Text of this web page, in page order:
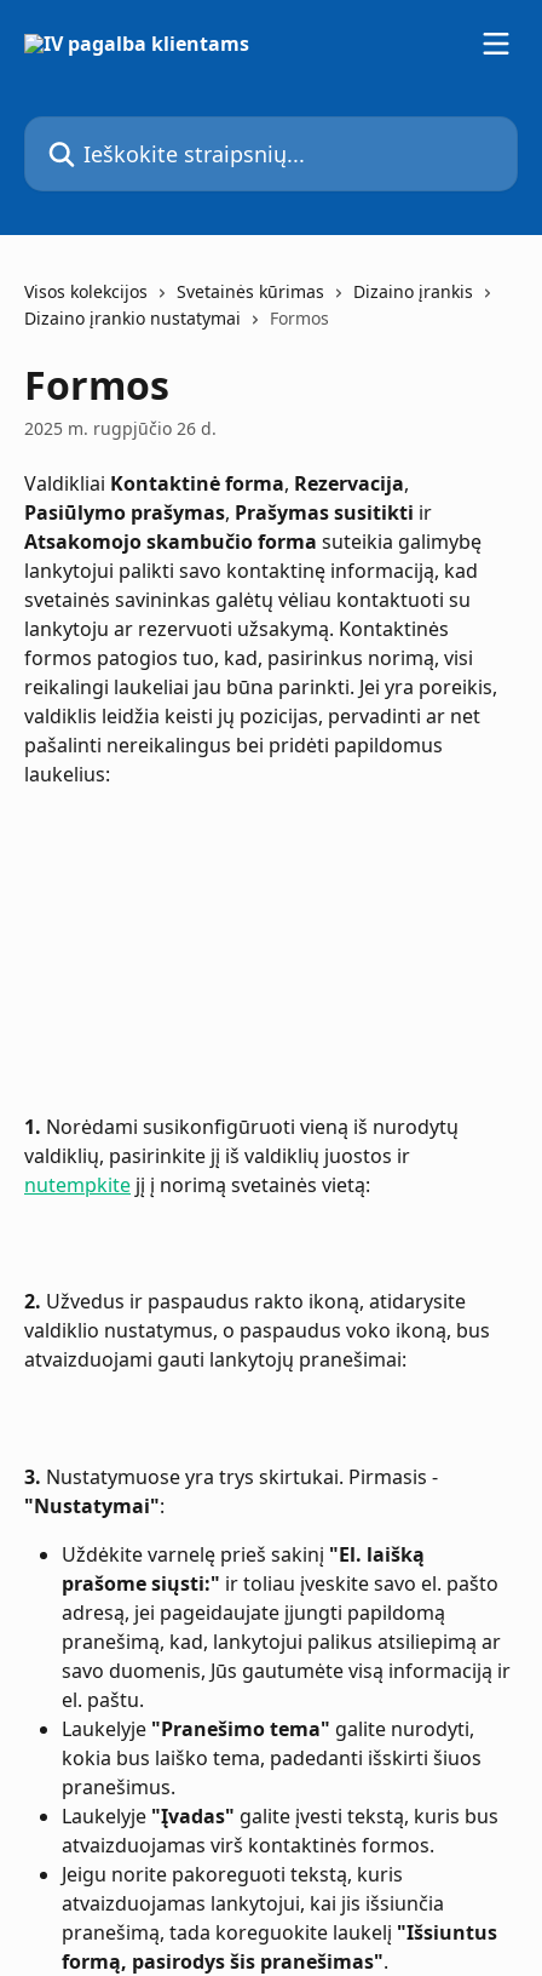
Ieškokite straipsnių...
Visos kolekcijos Svetainės kūrimas
Dizaino įrankis
Dizaino įrankio nustatymai
Formos
Formos
2025 m. rugpjūčio 26 d.
Valdikliai Kontaktinė forma, Rezervacija,
Pasiūlymo prašymas, Prašymas susitikti ir
Atsakomojo skambučio forma suteikia galimybę
lankytojui palikti savo kontaktinę informaciją, kad
svetainės savininkas galėtų vėliau kontaktuoti su
lankytoju ar rezervuoti užsakymą. Kontaktinės
formos patogios tuo, kad, pasirinkus norimą, visi
reikalingi laukeliai jau būna parinkti. Jei yra poreikis,
valdiklis leidžia keisti jų pozicijas, pervadinti ar net
pašalinti nereikalingus bei pridėti papildomus
laukelius:
1. Norėdami susikonfigūruoti vieną iš nurodytų
valdiklių, pasirinkite jį iš valdiklių juostos ir
nutempkite jį į norimą svetainės vietą:
2. Užvedus ir paspaudus rakto ikoną, atidarysite
valdiklio nustatymus, o paspaudus voko ikoną, bus
atvaizduojami gauti lankytojų pranešimai:
3. Nustatymuose yra trys skirtukai. Pirmasis -
"Nustatymai":
Uždėkite varnelę prieš sakinį "El. laišką
prašome siųsti:" ir toliau įveskite savo el. pašto
adresą, jei pageidaujate įjungti papildomą
pranešimą, kad, lankytojui palikus atsiliepimą ar
savo duomenis, Jūs gautumėte visą informaciją ir
el. paštu.
Laukelyje "Pranešimo tema" galite nurodyti,
kokia bus laiško tema, padedanti išskirti šiuos
pranešimus.
Laukelyje "Įvadas" galite įvesti tekstą, kuris bus
atvaizduojamas virš kontaktinės formos.
Jeigu norite pakoreguoti tekstą, kuris
atvaizduojamas lankytojui, kai jis išsiunčia
pranešimą, tada koreguokite laukelį "Išsiuntus
formą, pasirodys šis pranešimas".